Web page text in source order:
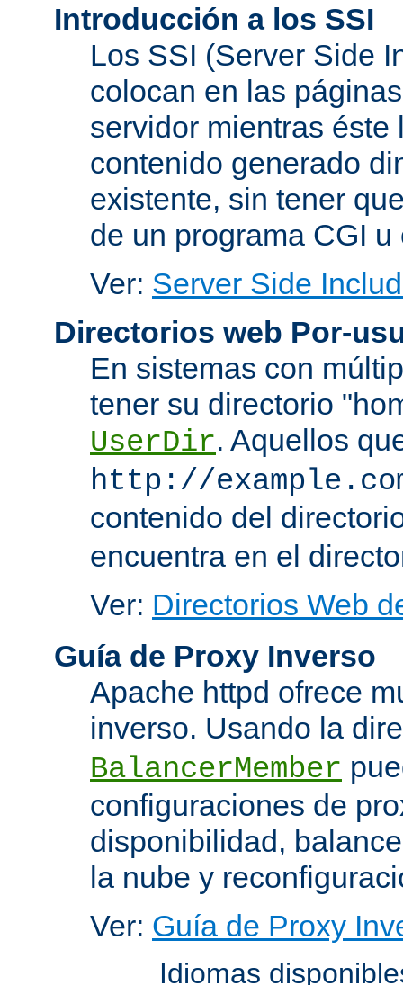
Introducción a los SSI
Los SSI (Server Side
colocan en las
servidor mientras
contenido generado
existente, sin tener
de un programa CGI
Ver: Server Side
Directorios web Por-
En sistemas con
tener su directorio
UserDir. Aquellos
http://
contenido del
encuentra en el
Ver: Directorios Web
Guía de Proxy Inverso
Apache httpd ofrece
inverso. Usando la
BalancerMember
configuraciones de
disponibilidad,
la nube y
Ver: Guía de Proxy
Idiomas